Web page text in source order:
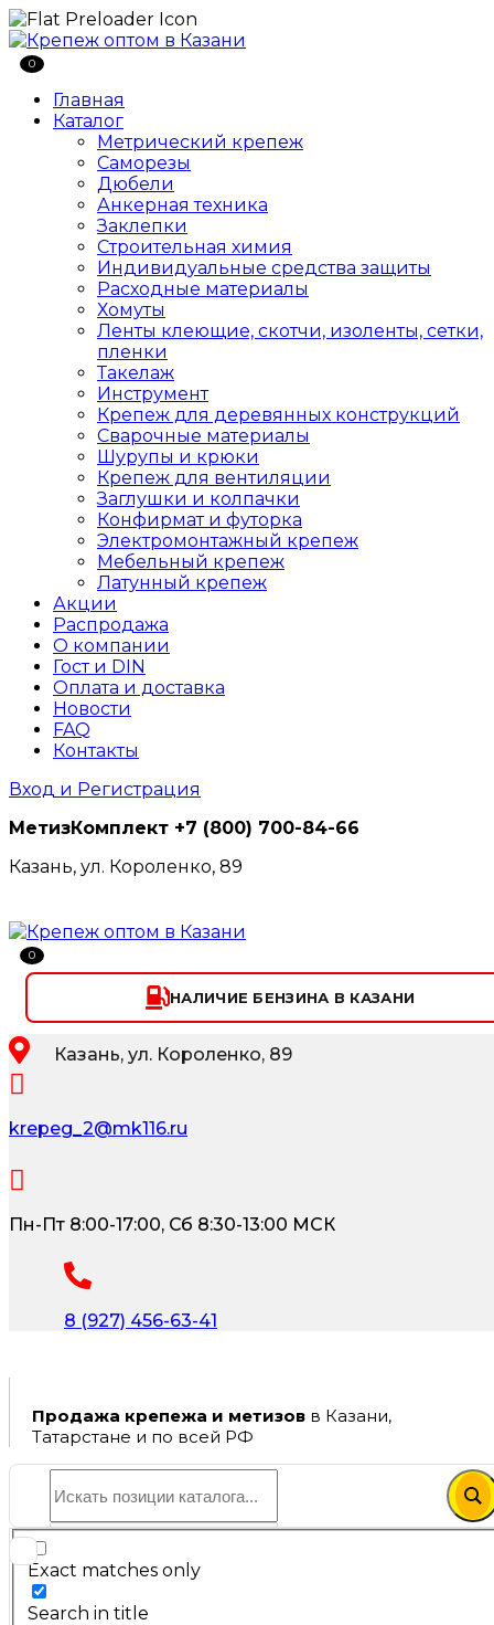
0
Главная
Каталог
Метрический крепеж
Саморезы
Дюбели
Анкерная техника
Заклепки
Строительная химия
Индивидуальные средства защиты
Расходные материалы
Хомуты
Ленты клеющие, скотчи, изоленты, сетки,
пленки
Такелаж
Инструмент
Крепеж для деревянных конструкций
Сварочные материалы
Шурупы и крюки
Крепеж для вентиляции
Заглушки и колпачки
Конфирмат и футорка
Электромонтажный крепеж
Мебельный крепеж
Латунный крепеж
Акции
Распродажа
О компании
Гост и DIN
Оплата и доставка
Новости
FAQ
Контакты
Вход и Регистрация
МетизКомплект +7 (800) 700-84-66
Казань, ул. Короленко, 89
0
НАЛИЧИЕ БЕНЗИНА В КАЗАНИ
Казань, ул. Короленко, 89
krepeg_2@mk116.ru
Пн-Пт 8:00-17:00, Сб 8:30-13:00 МСК
8 (927) 456-63-41
Продажа крепежа и метизов в Казани,
Татарстане и по всей РФ
Exact matches only
Search in title